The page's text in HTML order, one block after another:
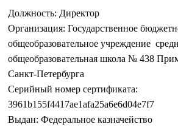
Должность: Директор
Организация: Государственное
общеобразовательное учреждение
общеобразовательная школа № 438
Санкт-Петербурга
Серийный номер сертификата:
3961b155f4417ae1afa25a6e6d04e7f7
Выдан: Федеральное казначейство